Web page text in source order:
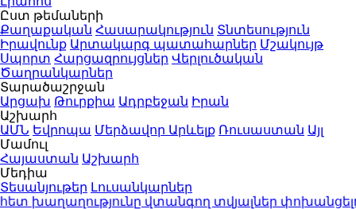
Ըստ թեմաների
Քաղաքական Հասարակություն Տնտեսություն
Իրավունք Արտակարգ պատահարներ Մշակույթ
Սպորտ Հարցազրույցներ Վերլուծական
Ծաղրանկարներ
Տարածաշրջան
Արցախ Թուրքիա Ադրբեջան Իրան
Աշխարհ
ԱՄՆ Եվրոպա Մերձավոր Արևելք Ռուսաստան Այլ
Մամուլ
Հայաստան Աշխարհ
Մեդիա
Տեսանյութեր Լուսանկարներ
վտանգող տվյալներ փոխանցելու